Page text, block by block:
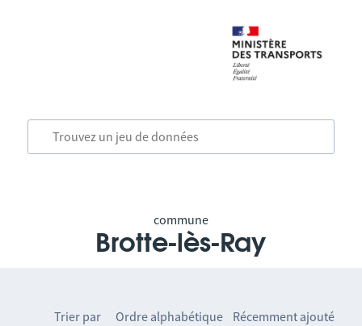
commune
Brotte-lès-Ray
Trier par Ordre alphabétique Récemment ajouté